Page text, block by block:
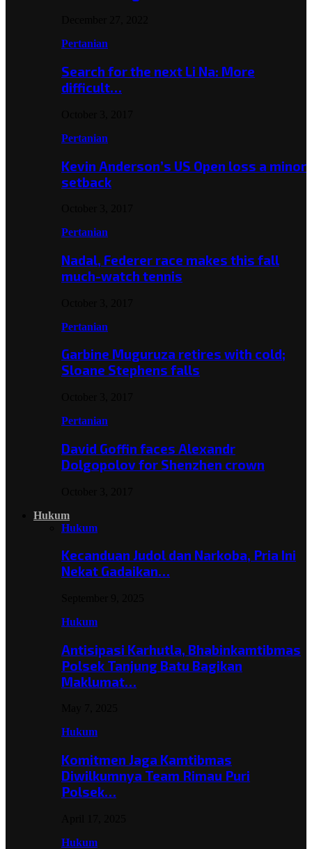
Pertanian
Search for the next Li Na: More
difficult…
Pertanian
Kevin Anderson’s US Open loss a minor
setback
Pertanian
Nadal, Federer race makes this fall
much-watch tennis
Pertanian
Garbine Muguruza retires with cold;
Sloane Stephens falls
Pertanian
David Goffin faces Alexandr
Dolgopolov for Shenzhen crown
Hukum
Hukum
Kecanduan Judol dan Narkoba, Pria Ini
Nekat Gadaikan…
Hukum
Antisipasi Karhutla, Bhabinkamtibmas
Polsek Tanjung Batu Bagikan
Maklumat…
Hukum
Komitmen Jaga Kamtibmas
Diwilkumnya Team Rimau Puri
Polsek…
Hukum